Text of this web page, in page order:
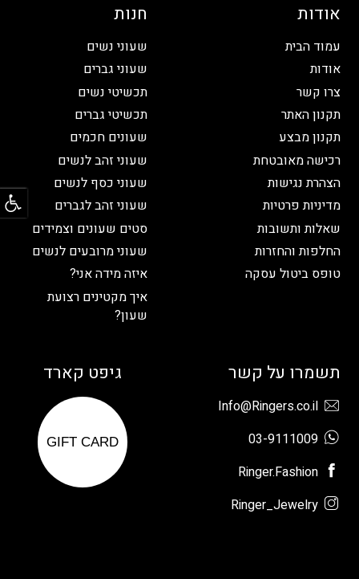
אודות
עמוד הבית
אודות
צרו קשר
תקנון האתר
תקנון מבצע
רכישה מאובטחת
הצהרת נגישות
מדיניות פרטיות
שאלות ותשובות
החלפות והחזרות
טופס ביטול עסקה
חנות
שעוני נשים
שעוני גברים
תכשיטי נשים
תכשיטי גברים
שעונים חכמים
שעוני זהב לנשים
שעוני כסף לנשים
שעוני זהב לגברים
סטים שעונים וצמידים
שעוני מרובעים לנשים
איזה מידה אני?
איך מקטינים רצועת
שעון?
תשמרו על קשר
Info@Ringers.co.il
03-9111009
Ringer.Fashion
Ringer_Jewelry
גיפט קארד
GIFT CARD